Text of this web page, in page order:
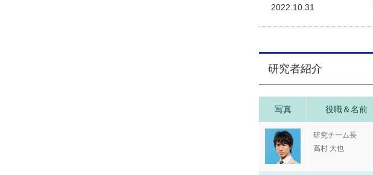
2022.10.31
研究者紹介
写真 役職＆名前
研究チーム長
高村 大也